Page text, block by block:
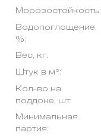
Морозостойкость:
Водопоглощение,
%:
Вес, кг:
Штук в м²:
Кол-во на
поддоне, шт:
Минимальная
партия: